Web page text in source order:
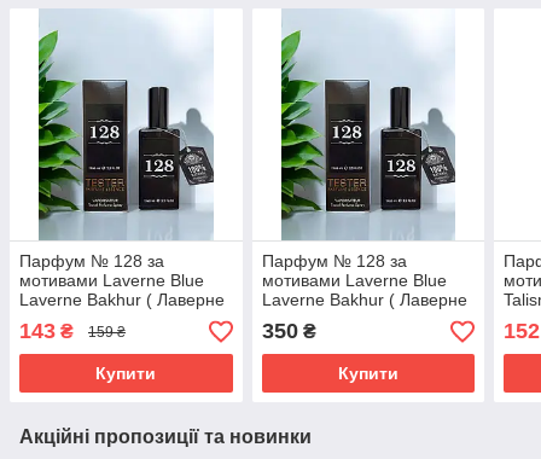
Парфум № 128 за
мотивами Laverne Blue
Laverne Bakhur ( Лаверне
Блю Лаверне Бакхур ) 65
мл
143 ₴ 159 ₴
Купити
Парфум № 128 за
мотивами Laverne Blue
Laverne Bakhur ( Лаверне
Блю Лаверне Бакхур ) 65
мл
350₴
Купити
152
Акційні пропозиції та новинки